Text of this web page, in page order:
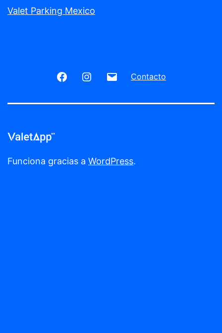
Valet Parking Mexico
FacebookInstagramCorreo
Contacto
Funciona gracias a WordPress.